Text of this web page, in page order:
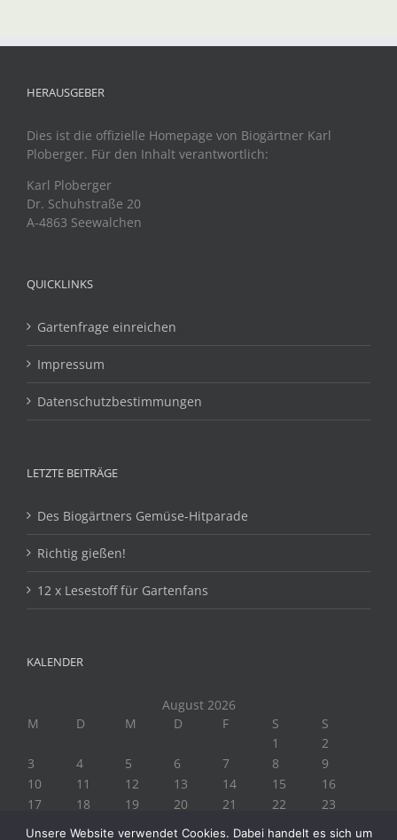
HERAUSGEBER
Dies ist die offizielle Homepage von Biogärtner Karl
Ploberger. Für den Inhalt verantwortlich:
Karl Ploberger
Dr. Schuhstraße 20
A-4863 Seewalchen
QUICKLINKS
Gartenfrage einreichen
Impressum
Datenschutzbestimmungen
LETZTE BEITRÄGE
Des Biogärtners Gemüse-Hitparade
Richtig gießen!
12 x Lesestoff für Gartenfans
KALENDER
August 2026
M
D M D F S
S
1
2
3
4 5 6 7 8
9
10
11 12 13 14 15
16
17
18 19 20 21 22
23
Unsere Website verwendet Cookies. Dabei handelt es sich um